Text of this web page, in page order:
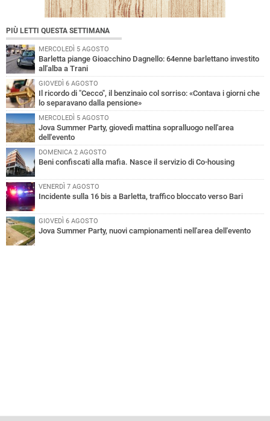
PIÙ LETTI QUESTA SETTIMANA
MERCOLEDÌ 5 AGOSTO
Barletta piange Gioacchino Dagnello: 64enne barlettano investito
all'alba a Trani
GIOVEDÌ 6 AGOSTO
Il ricordo di "Cecco", il benzinaio col sorriso: «Contava i giorni che
lo separavano dalla pensione»
MERCOLEDÌ 5 AGOSTO
Jova Summer Party, giovedì mattina sopralluogo nell'area
dell'evento
DOMENICA 2 AGOSTO
Beni confiscati alla mafia. Nasce il servizio di Co-housing
VENERDÌ 7 AGOSTO
Incidente sulla 16 bis a Barletta, traffico bloccato verso Bari
GIOVEDÌ 6 AGOSTO
Jova Summer Party, nuovi campionamenti nell'area dell'evento